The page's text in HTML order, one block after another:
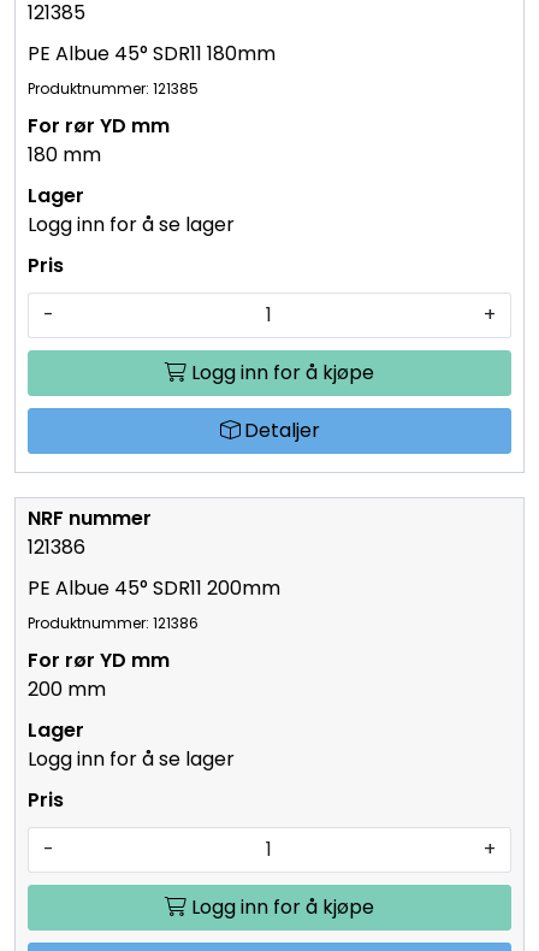
121385
PE Albue 45° SDR11 180mm
Produktnummer: 121385
180 mm
Logg inn for å se lager
- +
Logg inn for å kjøpe
Detaljer
121386
PE Albue 45° SDR11 200mm
Produktnummer: 121386
200 mm
Logg inn for å se lager
- +
Logg inn for å kjøpe